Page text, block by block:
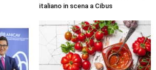
italiano in scena a Cibus